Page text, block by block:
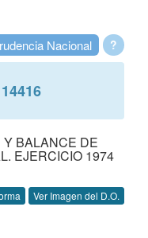
?
Nacional
BALANCE DE
EJERCICIO 1974
Ver Imagen del D.O.